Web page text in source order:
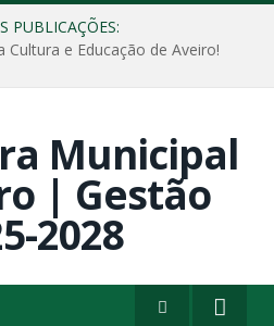
PUBLICAÇÕES:
e Educação de Aveiro!